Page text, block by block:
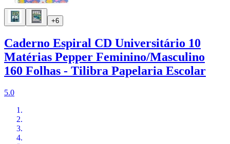
+6
Caderno Espiral CD Universitário 10
Matérias Pepper Feminino/Masculino
160 Folhas - Tilibra Papelaria Escolar
5.0